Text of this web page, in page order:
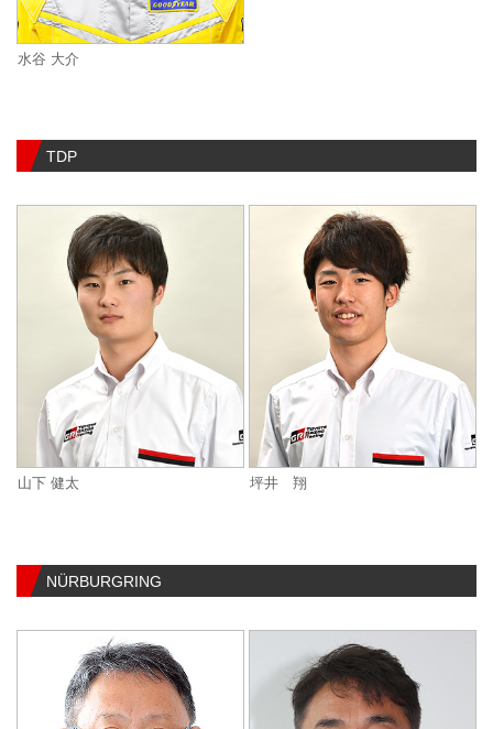
水谷 大介
TDP
山下 健太 坪井 翔
NÜRBURGRING